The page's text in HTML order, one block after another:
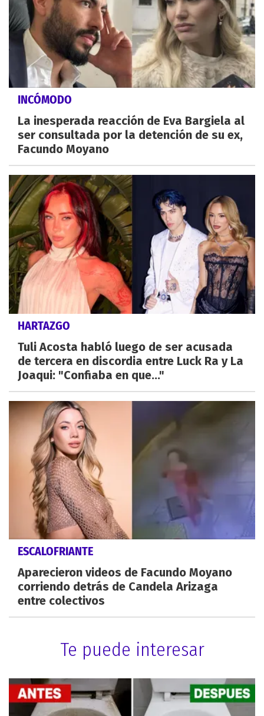
INCÓMODO
La inesperada reacción de Eva Bargiela al
ser consultada por la detención de su ex,
Facundo Moyano
HARTAZGO
Tuli Acosta habló luego de ser acusada
de tercera en discordia entre Luck Ra y La
Joaqui: "Confiaba en que..."
ESCALOFRIANTE
Aparecieron videos de Facundo Moyano
corriendo detrás de Candela Arizaga
entre colectivos
Te puede interesar